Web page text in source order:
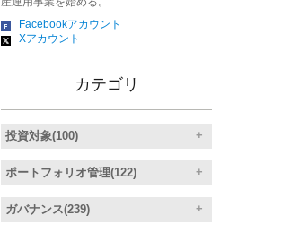
Facebookアカウント
Xアカウント
カテゴリ
投資対象(100)
ポートフォリオ管理(122)
ガバナンス(239)